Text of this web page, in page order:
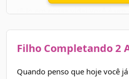
estejam sempre te aparando
Serei sempre sua melhor
mundo JUNTINHOS. Parabéns
presenteou. Por isso, quero
você seja uma pessoa boa,
Filho Completando 2
Quando penso que hoje você